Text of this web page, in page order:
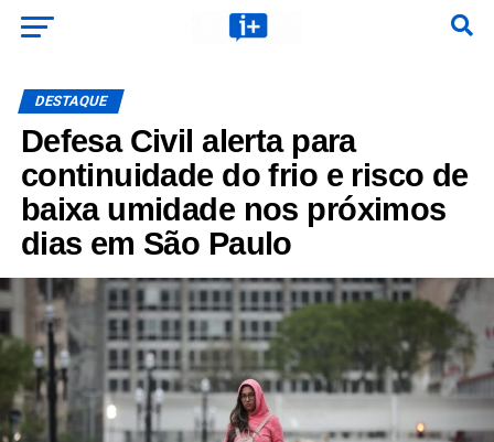
DESTAQUE
Defesa Civil alerta para
continuidade do frio e risco de
baixa umidade nos próximos
dias em São Paulo